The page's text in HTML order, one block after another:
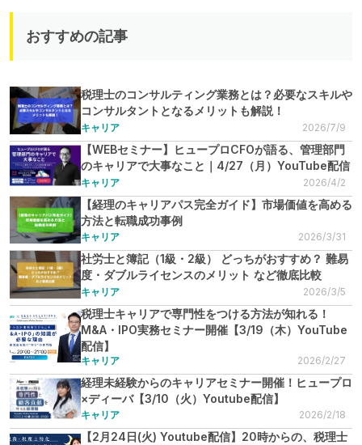
おすすめの記事
税理士のコンサルティング業務とは？必要なスキルや
コンサルタントとなるメリットも解説！
キャリア 2026/7/9
【WEBセミナー】ヒュープロCFOが語る、管理部門
のキャリアで大事なこと｜4/27（月）YouTube配信
キャリア 2026/4/2
【経理のキャリアパス完全ガイド】市場価値を高める
方法と転職成功事例
キャリア 2026/3/31
社労士と簿記（1級・2級） どっちがおすすめ？ 難易
度・ダブルライセンスのメリット など徹底比較
キャリア 2026/3/5
税理士キャリアで専門性をつける方法が知れる！
M&A・IPO実務セミナー開催【3/19（木）YouTube
配信】
キャリア 2026/2/27
経理未経験からのキャリアセミナー開催！ヒュープロ
×ディーバ【3/10（火）Youtube配信】
キャリア 2026/2/18
【2月24日(火) Youtube配信】20時からの、税理士